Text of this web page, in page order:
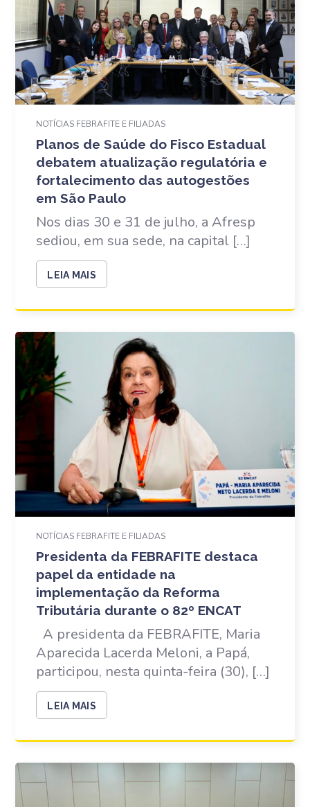
NOTÍCIAS FEBRAFITE E FILIADAS
Planos de Saúde do Fisco Estadual
debatem atualização regulatória e
fortalecimento das autogestões
em São Paulo
Nos dias 30 e 31 de julho, a Afresp
sediou, em sua sede, na capital […]
LEIA MAIS
NOTÍCIAS FEBRAFITE E FILIADAS
Presidenta da FEBRAFITE destaca
papel da entidade na
implementação da Reforma
Tributária durante o 82º ENCAT
A presidenta da FEBRAFITE, Maria
Aparecida Lacerda Meloni, a Papá,
participou, nesta quinta-feira (30), […]
LEIA MAIS